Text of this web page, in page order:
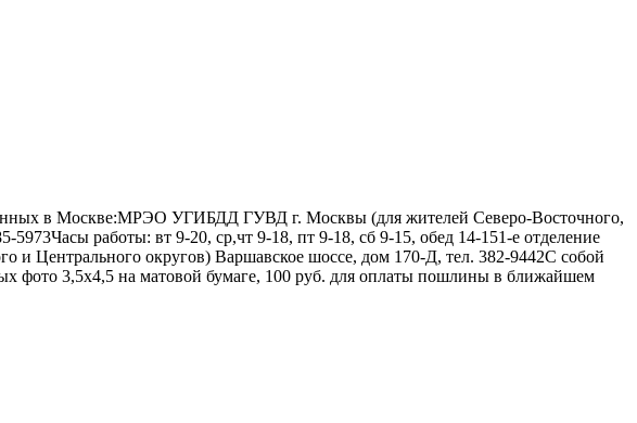
в Москве:МРЭО УГИБДД ГУВД г. Москвы (для жителей Северо-Восточного,
работы: вт 9-20, ср,чт 9-18, пт 9-18, сб 9-15, обед 14-151-е отделение
округов) Варшавское шоссе, дом 170-Д, тел. 382-9442С собой
фото 3,5х4,5 на матовой бумаге, 100 руб. для оплаты пошлины в ближайшем